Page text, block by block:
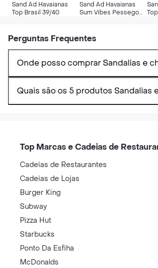
Sand Ad Havaianas
Top Brasil 39/40
Sand Ad Havaianas
Sum Vibes Pessego
Perguntas Frequentes
Onde posso comprar Sandalias e
Quais são os 5 produtos Sandalias
Top Marcas e Cadeias de
Cadeias de Restaurantes
Cadeias de Lojas
Burger King
Subway
Pizza Hut
Starbucks
Ponto Da Esfiha
McDonalds